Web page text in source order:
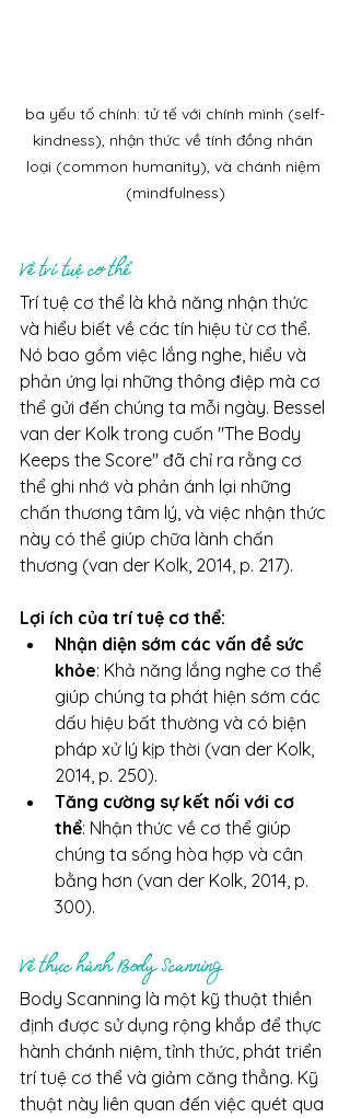
ba yếu tố chính: tử tế với chính mình (self-
kindness), nhận thức về tính đồng nhân
loại (common humanity), và chánh niệm
(mindfulness)
Về trí tuệ cơ thể
Trí tuệ cơ thể là khả năng nhận thức
và hiểu biết về các tín hiệu từ cơ thể.
Nó bao gồm việc lắng nghe, hiểu và
phản ứng lại những thông điệp mà cơ
thể gửi đến chúng ta mỗi ngày. Bessel
van der Kolk trong cuốn "The Body
Keeps the Score" đã chỉ ra rằng cơ
thể ghi nhớ và phản ánh lại những
chấn thương tâm lý, và việc nhận thức
này có thể giúp chữa lành chấn
thương (van der Kolk, 2014, p. 217).
Lợi ích của trí tuệ cơ thể:
Nhận diện sớm các vấn đề sức
khỏe: Khả năng lắng nghe cơ thể
giúp chúng ta phát hiện sớm các
dấu hiệu bất thường và có biện
pháp xử lý kịp thời (van der Kolk,
2014, p. 250).
Tăng cường sự kết nối với cơ
thể: Nhận thức về cơ thể giúp
chúng ta sống hòa hợp và cân
bằng hơn (van der Kolk, 2014, p.
300).
Về thực hành Body Scanning
Body Scanning là một kỹ thuật thiền
định được sử dụng rộng khắp để thực
hành chánh niệm, tỉnh thức, phát triển
trí tuệ cơ thể và giảm căng thẳng. Kỹ
thuật này liên quan đến việc quét qua